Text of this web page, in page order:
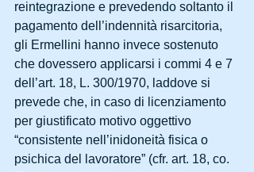
reintegrazione e prevedendo soltanto il
pagamento dell’indennità risarcitoria,
gli Ermellini hanno invece sostenuto
che dovessero applicarsi i commi 4 e 7
dell’art. 18, L. 300/1970, laddove si
prevede che, in caso di licenziamento
per giustificato motivo oggettivo
“consistente nell’inidoneità fisica o
psichica del lavoratore” (cfr. art. 18, co.